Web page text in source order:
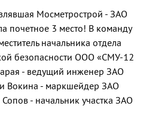
Мосметрострой - ЗАО
почетное 3 место! В команду
начальника отдела
безопасности ООО «СМУ-12
- ведущий инженер ЗАО
Вокина - маркшейдер ЗАО
- начальник участка ЗАО